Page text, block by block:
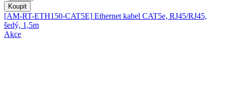
Koupit
[AM-RT-ETH150-CAT5E] Ethernet kabel CAT5e, RJ45/RJ45,
šedý, 1,5m
Akce